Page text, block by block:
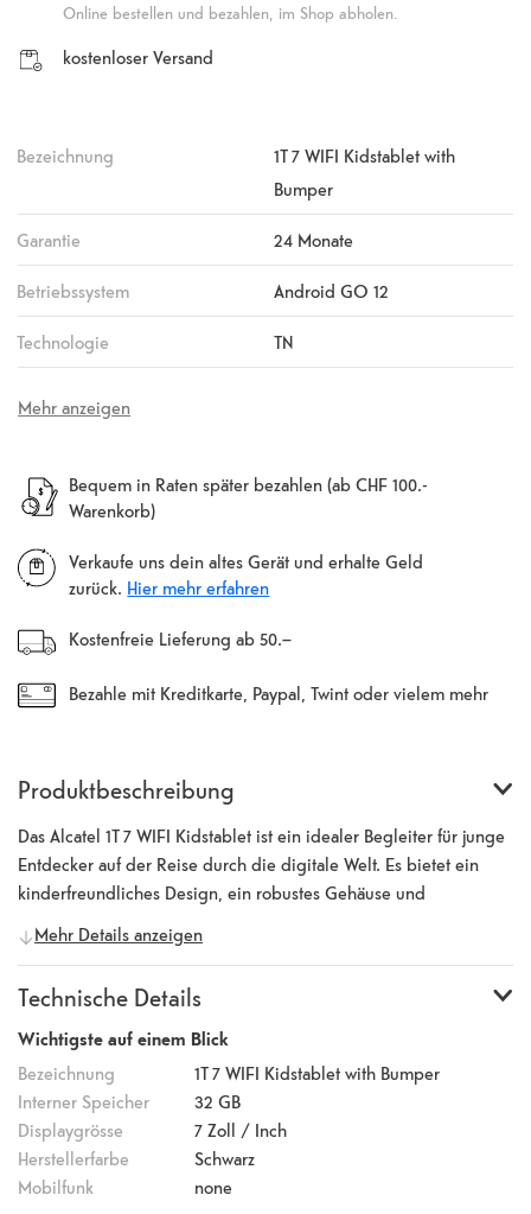
Online bestellen und bezahlen, im Shop abholen.
kostenloser Versand
Bezeichnung
1T 7 WIFI Kidstablet with
Bumper
Garantie 24 Monate
Betriebssystem Android GO 12
Technologie TN
Mehr anzeigen
Bequem in Raten später bezahlen (ab CHF 100.-
Warenkorb)
Verkaufe uns dein altes Gerät und erhalte Geld
zurück. Hier mehr erfahren
Kostenfreie Lieferung ab 50.–
Bezahle mit Kreditkarte, Paypal, Twint oder vielem mehr
Produktbeschreibung
Das Alcatel 1T 7 WIFI Kidstablet ist ein idealer Begleiter für junge
Entdecker auf der Reise durch die digitale Welt. Es bietet ein
kinderfreundliches Design, ein robustes Gehäuse und
umfassende elterliche Kontrollen, um eine sichere und
unterhaltsame Umgebung für Kinder zu gewährleisten. Der 7 -
Inhalte in lebendigen Farben und gestochen scharfer Klarheit
dar. Dank des Android-Betriebssystems und des MediaTek
MT8167-Prozessors kann mühelos zwischen verschiedenen
Anwendungen und Medien gewechselt werden. Der "Eye Care"
Augenschutzmodus reduziert die Belastung durch Blaulicht,
indem er das blaue Licht auf dem Tablet minimiert. Dadurch wird
Ermüdung entgegengewirkt und die Auswirkungen auf den
Mehr Details anzeigen
Technische Details
Wichtigste auf einem Blick
Bezeichnung
1T 7 WIFI Kidstablet with Bumper
Interner Speicher
32 GB
Displaygrösse
7Zoll / Inch
Herstellerfarbe
Schwarz
Mobilfunk
none